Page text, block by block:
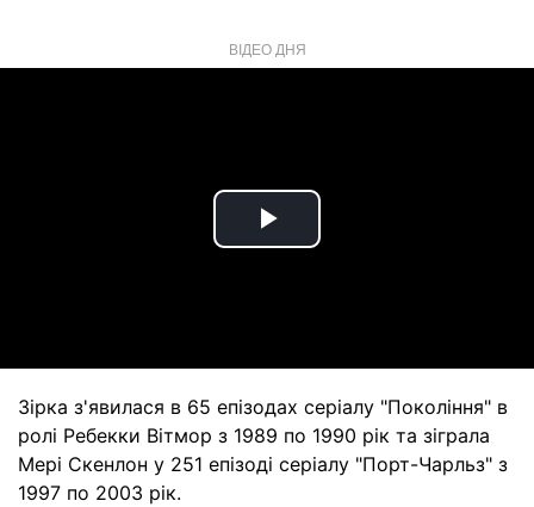
ВІДЕО ДНЯ
Play
Зірка з'явилася в 65 епізодах серіалу "Покоління" в
ролі Ребекки Вітмор з 1989 по 1990 рік та зіграла
Мері Скенлон у 251 епізоді серіалу "Порт-Чарльз" з
1997 по 2003 рік.